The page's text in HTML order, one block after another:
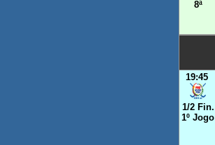
8ª
19:45
1/2 Fin.
1º Jogo